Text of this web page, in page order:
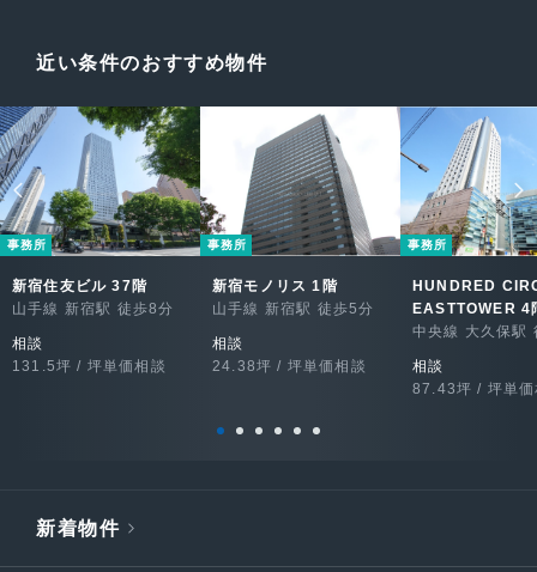
近い条件のおすすめ物件
事務所
新宿住友ビル 37階
山手線 新宿駅 徒歩8分
相談
131.5坪 / 坪単価相談
事務所
新宿モノリス 1階
山手線 新宿駅 徒歩5分
相談
24.38坪 / 坪単価相談
事務所
HUNDRED
EASTTOWER 4
中央線 大久保駅
相談
87.43坪 / 坪単価
新着物件